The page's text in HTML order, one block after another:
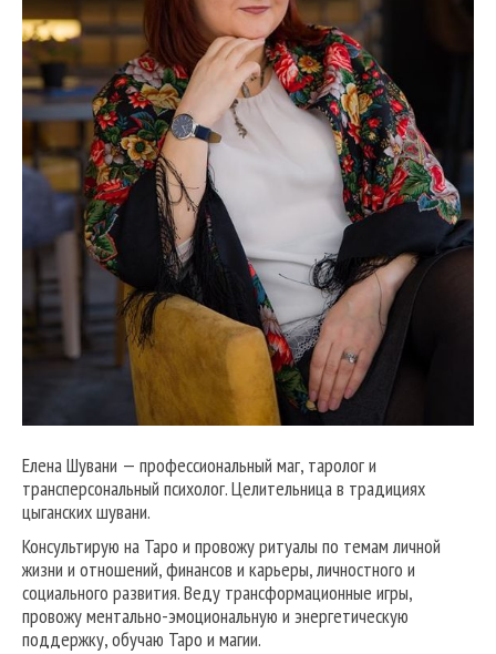
Елена Шувани — профессиональный маг, таролог и
трансперсональный психолог. Целительница в традициях
цыганских шувани.
Консультирую на Таро и провожу ритуалы по темам личной
жизни и отношений, финансов и карьеры, личностного и
социального развития. Веду трансформационные игры,
провожу ментально-эмоциональную и энергетическую
поддержку, обучаю Таро и магии.